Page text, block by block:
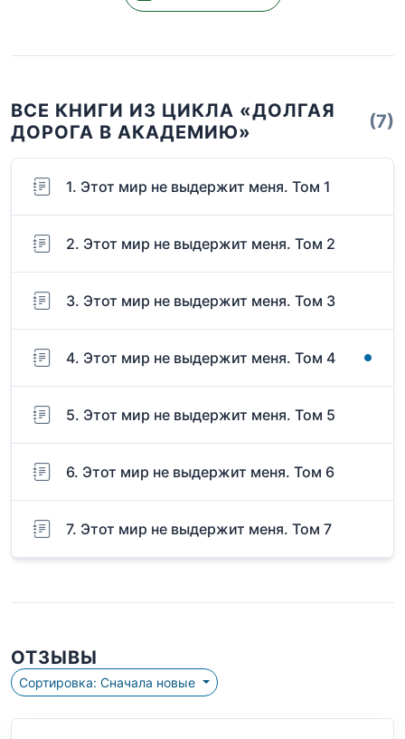
ВСЕ КНИГИ ИЗ ЦИКЛА «ДОЛГАЯ
ДОРОГА В АКАДЕМИЮ»
(7)
1. Этот мир не выдержит меня. Том 1
2. Этот мир не выдержит меня. Том 2
3. Этот мир не выдержит меня. Том 3
4. Этот мир не выдержит меня. Том 4
5. Этот мир не выдержит меня. Том 5
6. Этот мир не выдержит меня. Том 6
7. Этот мир не выдержит меня. Том 7
ОТЗЫВЫ
Сортировка: Сначала новые